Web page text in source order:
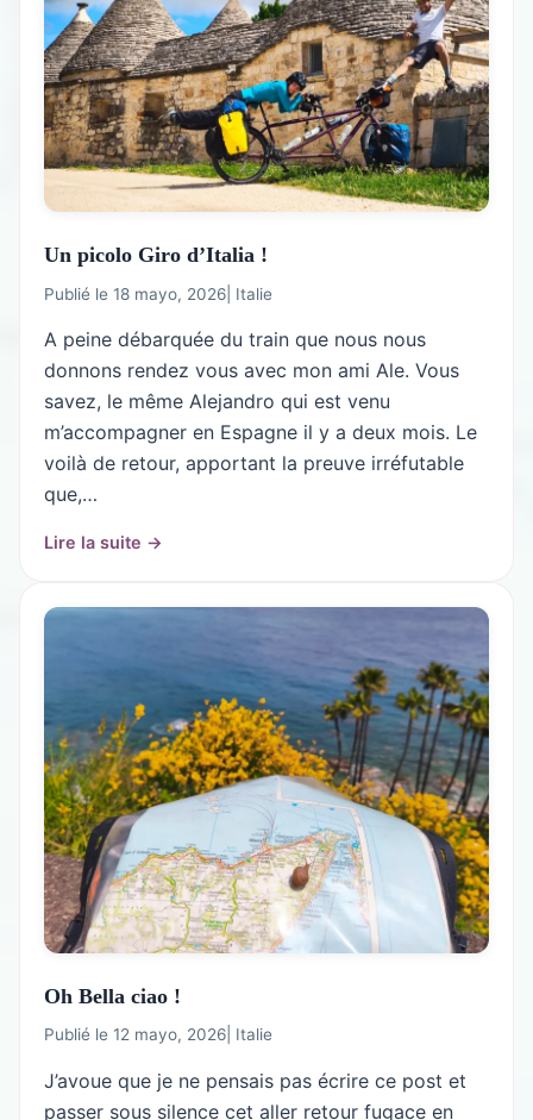
Un picolo Giro d’Italia !
Publié le 18 mayo, 2026 Italie
A peine débarquée du train que nous nous
donnons rendez vous avec mon ami Ale. Vous
savez, le même Alejandro qui est venu
m’accompagner en Espagne il y a deux mois. Le
voilà de retour, apportant la preuve irréfutable
que,…
Lire la suite →
Oh Bella ciao !
Publié le 12 mayo, 2026 Italie
J’avoue que je ne pensais pas écrire ce post et
passer sous silence cet aller retour fugace en